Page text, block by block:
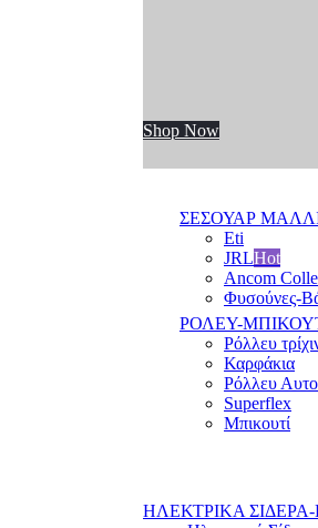
Shop Now
ΣΕΣΟΥΑΡ
Eti
JRLHot
Ancom
Φυσούνες-
ΡΟΛΕΥ-
Ρόλλευ
Καρφάκια
Ρόλλευ
Superflex
Μπικουτί
ΗΛΕΚΤΡΙΚΑ